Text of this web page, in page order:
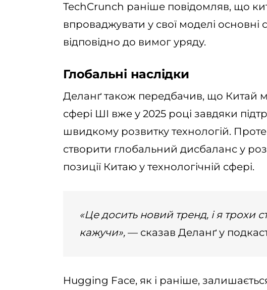
TechCrunch раніше повідомляв, що
впроваджувати у свої моделі основні
відповідно до вимог уряду.
Глобальні наслідки
Деланґ також передбачив, що Китай
сфері ШІ вже у 2025 році завдяки
швидкому розвитку технологій.
створити глобальний дисбаланс у
позиції Китаю у технологічній сфері.
«Це досить новий тренд, і я трохи
кажучи», — сказав Деланґ у
Hugging Face, як і раніше,